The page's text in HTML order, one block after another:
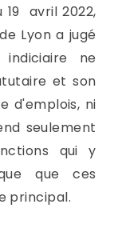
19 avril 2022,
Lyon a jugé
ne
et son
d'emplois, ni
seulement
qui y
que ces
principal.